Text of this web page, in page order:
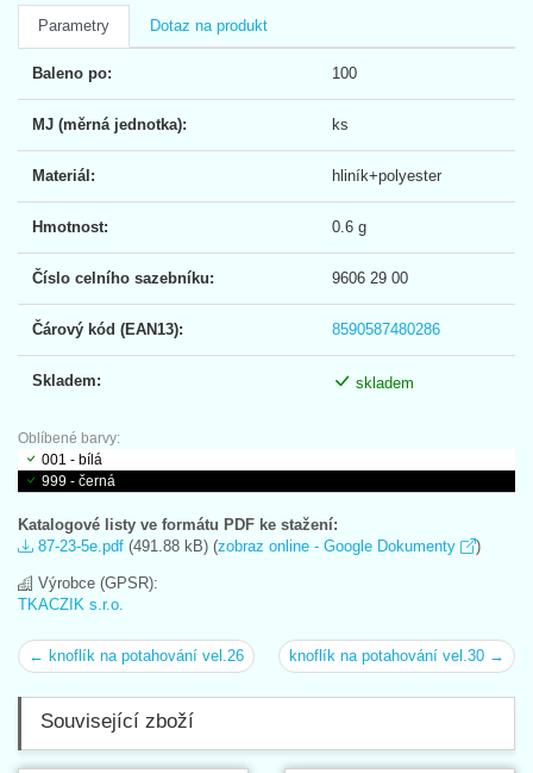
Parametry Dotaz na produkt
Baleno po: 100
MJ (měrná jednotka): ks
Materiál: hliník+polyester
Hmotnost: 0.6 g
Číslo celního sazebníku: 9606 29 00
Čárový kód (EAN13): 8590587480286
Skladem: skladem
Oblíbené barvy:
001 - bílá
999 - černá
Katalogové listy ve formátu PDF ke stažení:
87-23-5e.pdf (491.88 kB) (zobraz online - Google Dokumenty )
Výrobce (GPSR):
TKACZIK s.r.o.
← knoflík na potahování vel.26 knoflík na potahování vel.30 →
Související zboží